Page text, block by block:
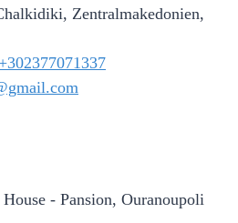
Zentralmakedonien,
+302377071337
- Pansion, Ouranoupoli